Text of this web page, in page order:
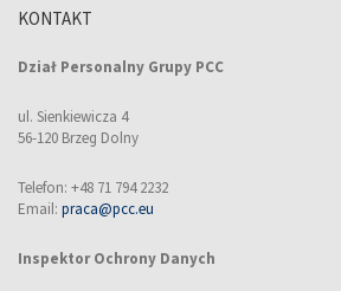
KONTAKT
Dział Personalny Grupy PCC
ul. Sienkiewicza 4
56-120 Brzeg Dolny
Telefon: +48 71 794 2232
Email: praca@pcc.eu
Inspektor Ochrony Danych